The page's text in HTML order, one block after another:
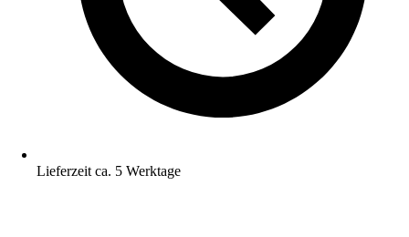
Lieferzeit ca. 5 Werktage